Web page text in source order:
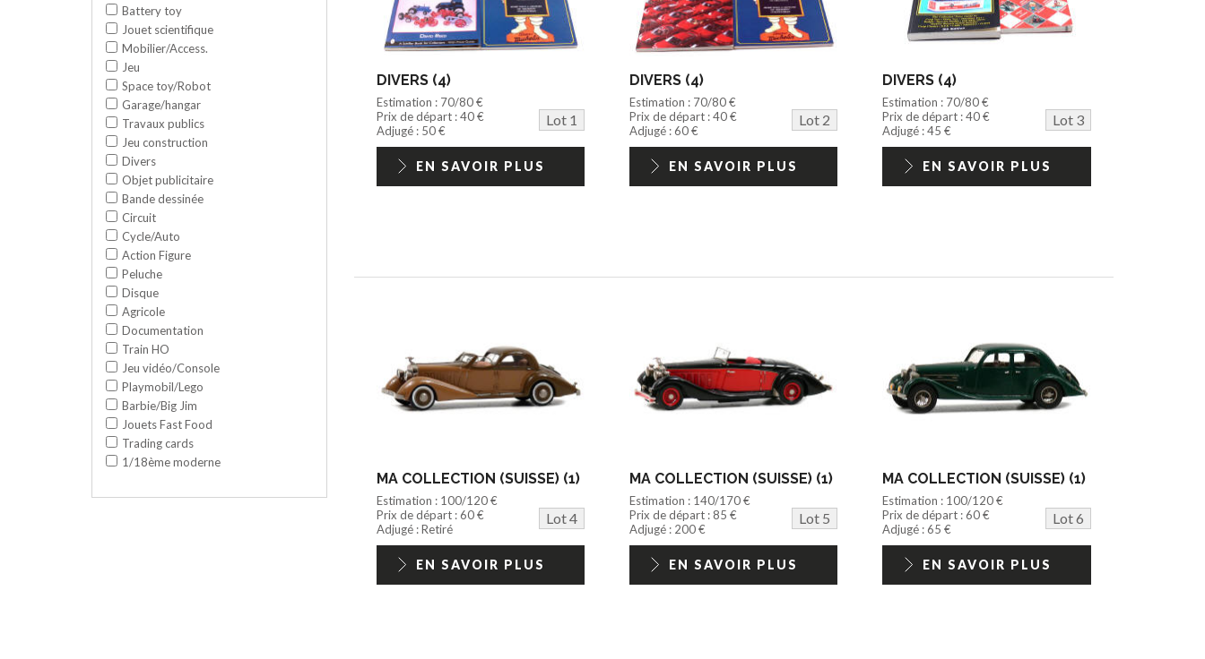
Battery toy
Jouet scientifique
Mobilier/Access.
Jeu
Space toy/Robot
Garage/hangar
Travaux publics
Jeu construction
Divers
Objet publicitaire
Bande dessinée
Circuit
Cycle/Auto
Action Figure
Peluche
Disque
Agricole
Documentation
Train HO
Jeu vidéo/Console
Playmobil/Lego
Barbie/Big Jim
Jouets Fast Food
Trading cards
1/18ème moderne
DIVERS (4)
Estimation : 70/80 €
Prix de départ : 40 €
Lot 1
Adjugé : 50 €
EN SAVOIR PLUS
DIVERS (4)
Estimation : 70/80 €
Prix de départ : 40 €
Lot 2
Adjugé : 60 €
EN SAVOIR PLUS
DIVERS (4)
Estimation : 70/80 €
Prix de départ : 40 €
Lot 3
Adjugé : 45 €
EN SAVOIR PLUS
MA COLLECTION (SUISSE) (1)
Estimation : 100/120 €
Prix de départ : 60 €
Lot 4
Adjugé : Retiré
EN SAVOIR PLUS
MA COLLECTION (SUISSE) (1)
Estimation : 140/170 €
Prix de départ : 85 €
Lot 5
Adjugé : 200 €
EN SAVOIR PLUS
MA COLLECTION (SUISSE) (1)
Estimation : 100/120 €
Prix de départ : 60 €
Lot 6
Adjugé : 65 €
EN SAVOIR PLUS